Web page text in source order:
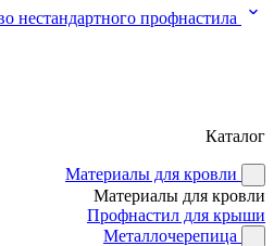
нестандартного профнастила
Каталог
Материалы для кровли
Материалы для кровли
Профнастил для крыши
Металлочерепица